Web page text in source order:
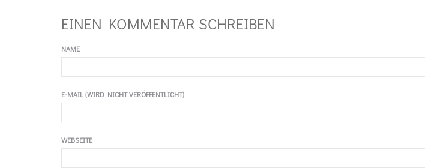
EINEN KOMMENTAR SCHREIBEN
NAME
E-MAIL (WIRD NICHT VERÖFFENTLICHT)
WEBSEITE